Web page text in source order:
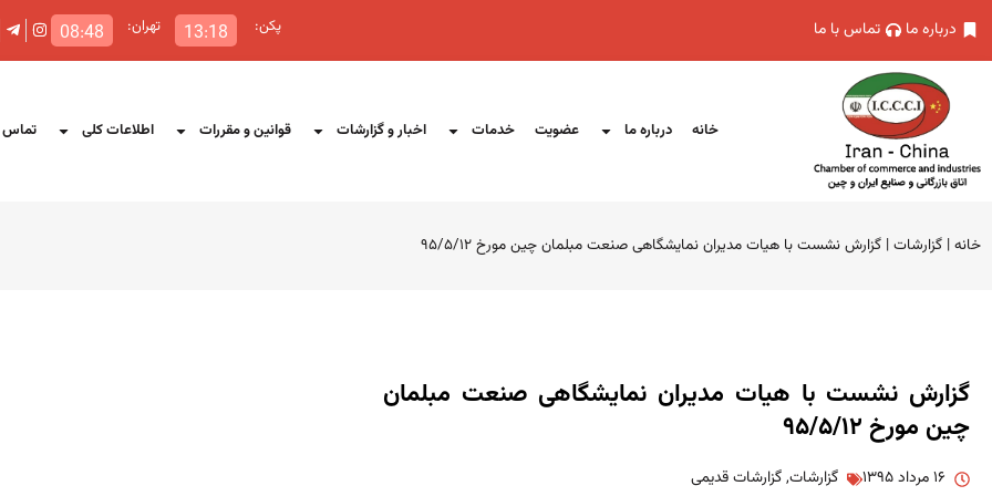
درباره ما تماس با ما پکن: 13:18 تهران: 08:48
خانه درباره ما عضویت خدمات اخبار و گزارشات قوانین و مقررات اطلاعات کلی تماس
خانه| گزارشات| گزارش نشست با هیات مدیران نمایشگاهی صنعت مبلمان چین مورخ ۹۵/۵/۱۲
گزارش نشست با هیات مدیران نمایشگاهی صنعت مبلمان
چین مورخ ۹۵/۵/۱۲
۱۶ مرداد ۱۳۹۵ گزارشات,گزارشات قدیمی